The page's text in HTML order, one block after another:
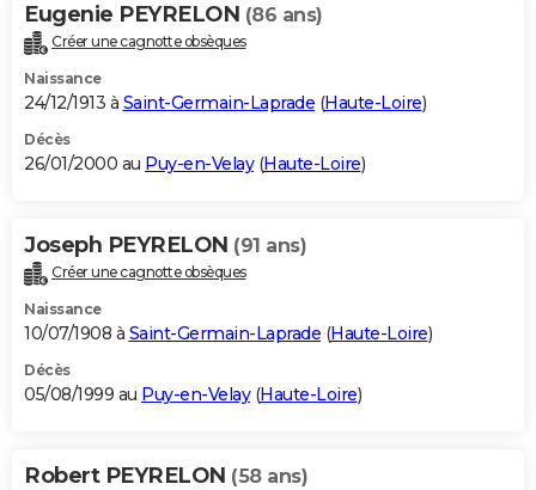
Eugenie PEYRELON (86 ans)
Créer une cagnotte obsèques
Naissance
24/12/1913 à Saint-Germain-Laprade (Haute-Loire)
Décès
26/01/2000 au Puy-en-Velay(Haute-Loire)
Joseph PEYRELON (91 ans)
Créer une cagnotte obsèques
Naissance
10/07/1908 à Saint-Germain-Laprade (Haute-Loire)
Décès
05/08/1999 au Puy-en-Velay(Haute-Loire)
Robert PEYRELON (58 ans)